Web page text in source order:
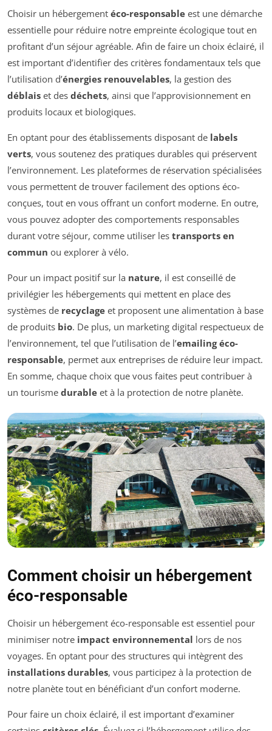
Choisir un hébergement éco-responsable est une démarche
essentielle pour réduire notre empreinte écologique tout en
profitant d’un séjour agréable. Afin de faire un choix éclairé, il
est important d’identifier des critères fondamentaux tels que
l’utilisation d’énergies renouvelables, la gestion des
déblais et des déchets, ainsi que l’approvisionnement en
produits locaux et biologiques.
En optant pour des établissements disposant de labels
verts, vous soutenez des pratiques durables qui préservent
l’environnement. Les plateformes de réservation spécialisées
vous permettent de trouver facilement des options éco-
conçues, tout en vous offrant un confort moderne. En outre,
vous pouvez adopter des comportements responsables
durant votre séjour, comme utiliser les transports en
commun ou explorer à vélo.
Pour un impact positif sur la nature, il est conseillé de
privilégier les hébergements qui mettent en place des
systèmes de recyclage et proposent une alimentation à base
de produits bio. De plus, un marketing digital respectueux de
l’environnement, tel que l’utilisation de l’emailing éco-
responsable, permet aux entreprises de réduire leur impact.
En somme, chaque choix que vous faites peut contribuer à
un tourisme durable et à la protection de notre planète.
Comment choisir un hébergement
éco-responsable
Choisir un hébergement éco-responsable est essentiel pour
minimiser notre impact environnemental lors de nos
voyages. En optant pour des structures qui intègrent des
installations durables, vous participez à la protection de
notre planète tout en bénéficiant d’un confort moderne.
Pour faire un choix éclairé, il est important d’examiner